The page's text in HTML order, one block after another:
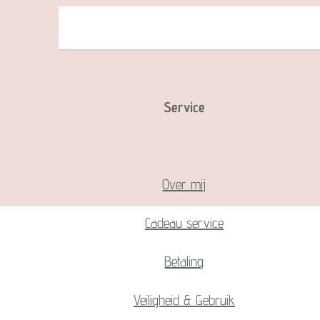
Service
Over mij
Cadeau service
Betaling
Veiligheid & Gebruik